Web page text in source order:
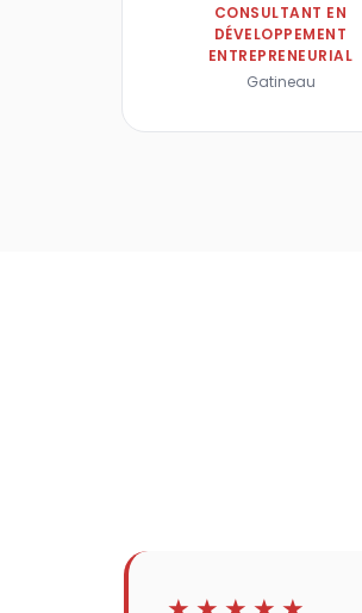
CONSULTANT EN
DÉVELOPPEMENT
ENTREPRENEURIAL
Gatineau